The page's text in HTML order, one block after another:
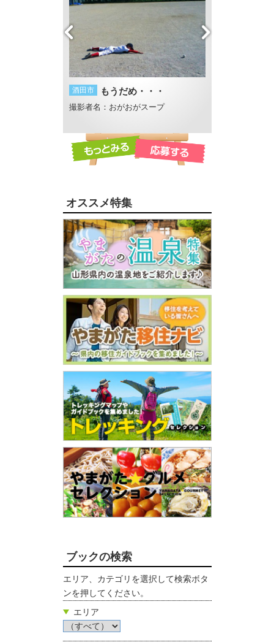
酒田市 もうだめ・・・
撮影者名：おがおがスープ
オススメ特集
ブックの検索
エリア、カテゴリを選択して検索ボタ
ンを押してください。
エリア